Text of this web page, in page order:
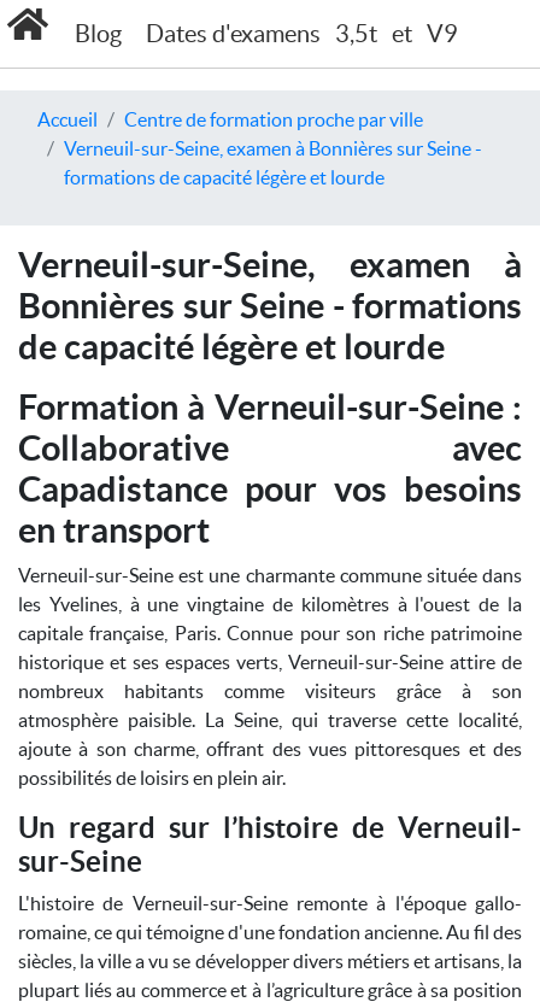
Blog Dates d'examens 3,5t et V9
Accueil
Centre de formation proche par ville
Verneuil-sur-Seine, examen à Bonnières sur Seine -
formations de capacité légère et lourde
Verneuil-sur-Seine, examen à
Bonnières sur Seine - formations
de capacité légère et lourde
Formation à Verneuil-sur-Seine :
Collaborative avec
Capadistance pour vos besoins
en transport
Verneuil-sur-Seine est une charmante commune située dans
les Yvelines, à une vingtaine de kilomètres à l'ouest de la
capitale française, Paris. Connue pour son riche patrimoine
historique et ses espaces verts, Verneuil-sur-Seine attire de
nombreux habitants comme visiteurs grâce à son
atmosphère paisible. La Seine, qui traverse cette localité,
ajoute à son charme, offrant des vues pittoresques et des
possibilités de loisirs en plein air.
Un regard sur l’histoire de Verneuil-
sur-Seine
L'histoire de Verneuil-sur-Seine remonte à l'époque gallo-
romaine, ce qui témoigne d'une fondation ancienne. Au fil des
siècles, la ville a vu se développer divers métiers et artisans, la
plupart liés au commerce et à l’agriculture grâce à sa position